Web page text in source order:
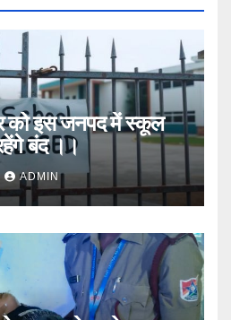
को इस जनपद में स्कूल
बंद ।।
ADMIN